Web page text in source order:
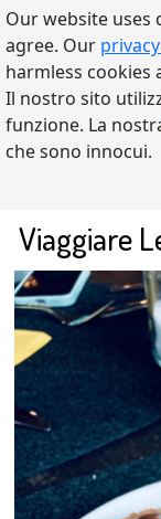
Our website uses
agree. Our
harmless cookies
Il nostro sito
funzione. La
che sono innocui.
Viaggiare